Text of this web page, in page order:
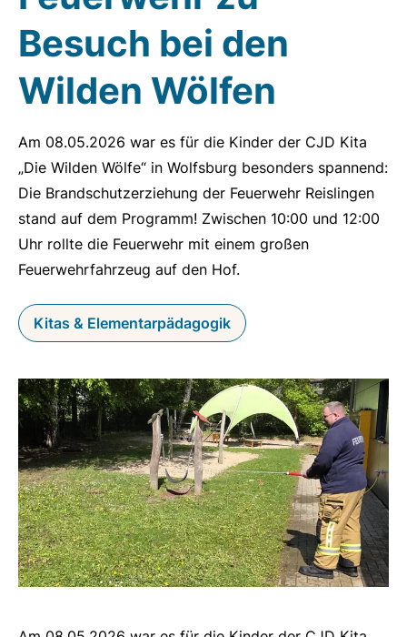
Besuch bei den
Wilden Wölfen
Am 08.05.2026 war es für die Kinder der CJD Kita
„Die Wilden Wölfe“ in Wolfsburg besonders spannend:
Die Brandschutzerziehung der Feuerwehr Reislingen
stand auf dem Programm! Zwischen 10:00 und 12:00
Uhr rollte die Feuerwehr mit einem großen
Feuerwehrfahrzeug auf den Hof.
Kitas & Elementarpädagogik